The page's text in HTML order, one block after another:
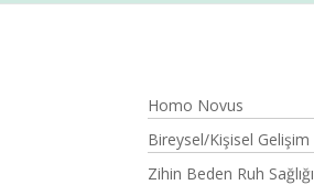
Homo Novus
Bireysel/Kişisel Gelişim
Zihin Beden Ruh Sağlığı